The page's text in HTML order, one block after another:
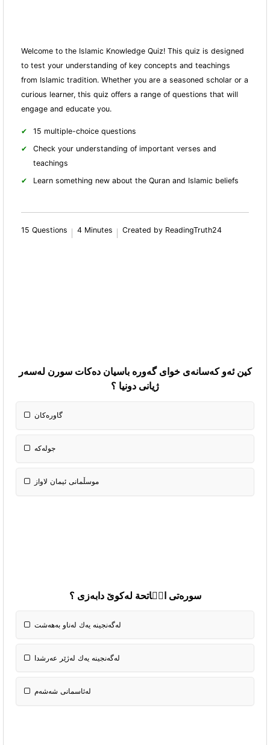
Welcome to the Islamic Knowledge Quiz! This quiz is designed
to test your understanding of key concepts and teachings
from Islamic tradition. Whether you are a seasoned scholar or a
curious learner, this quiz offers a range of questions that will
engage and educate you.
15 multiple-choice questions
Check your understanding of important verses and
teachings
Learn something new about the Quran and Islamic beliefs
15 Questions 4 Minutes Created by ReadingTruth24
کین ئەو کەسانەی خوای گەورە باسیان دەکات سورن لەسەر
ژیانی دونیا ؟
گاورەکان
جولەکە
موسڵمانی ئیمان لاواز
سورەتی الٝاتحة‌ لەکوێ دابەزی ؟
لەگەنجینە یەك لەناو بەهەشت
لەگەنجینە یەك لەژێر عەرشدا
لەئاسمانی شەشەم